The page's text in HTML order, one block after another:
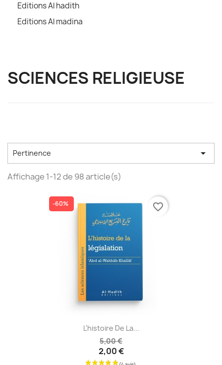
Editions Al hadith
Editions Al madina
SCIENCES RELIGIEUSE
Pertinence 
Affichage 1-12 de 98 article(s)
L'histoire De La...
5,00 €
2,00 €
-60% favorite_border